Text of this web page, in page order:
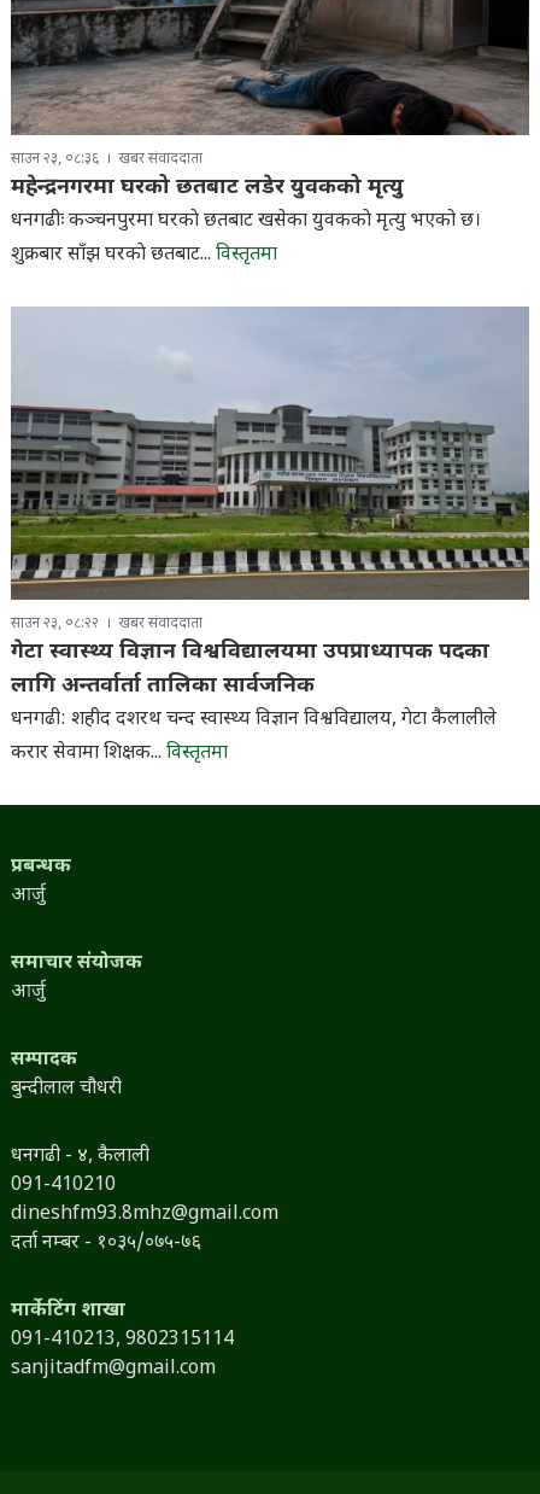
साउन २३, ०८:३६ खबर संवाददाता
महेन्द्रनगरमा घरको छतबाट लडेर युवकको मृत्यु
धनगढीः कञ्चनपुरमा घरकाे छतबाट खसेका युवककाे मृत्यु भएको छ।
शुक्रबार साँझ घरकाे छतबाट... विस्तृतमा
साउन २३, ०८:२२ खबर संवाददाता
गेटा स्वास्थ्य विज्ञान विश्वविद्यालयमा उपप्राध्यापक पदका
लागि अन्तर्वार्ता तालिका सार्वजनिक
धनगढी: शहीद दशरथ चन्द स्वास्थ्य विज्ञान विश्वविद्यालय, गेटा कैलालीले
करार सेवामा शिक्षक... विस्तृतमा
प्रबन्धक
आर्जु
समाचार संयोजक
आर्जु
सम्पादक
बुन्दीलाल चौधरी
धनगढी - ४, कैलाली
091-410210
dineshfm93.8mhz@gmail.com
दर्ता नम्बर - १०३५/०७५-७६
मार्केटिंग शाखा
091-410213, 9802315114
sanjitadfm@gmail.com